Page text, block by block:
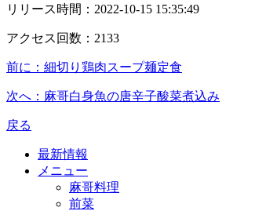
リリース時間： 2022-10-15 15:35:49
アクセス回数： 2133
前に： 細切り鶏肉スープ麺定食
次へ： 麻哥白身魚の唐辛子酸菜煮込み
戻る
最新情報
メニュー
麻哥料理
前菜